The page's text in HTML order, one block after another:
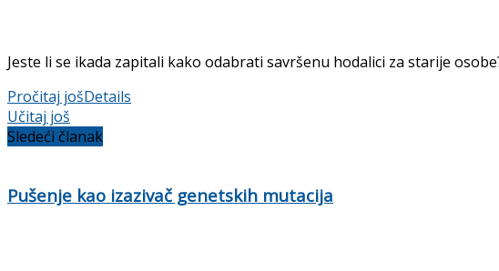
Jeste li se ikada zapitali kako odabrati savršenu hodalici za starije
Pročitaj jošDetails
Učitaj još
Sledeći članak
Pušenje kao izazivač genetskih mutacija